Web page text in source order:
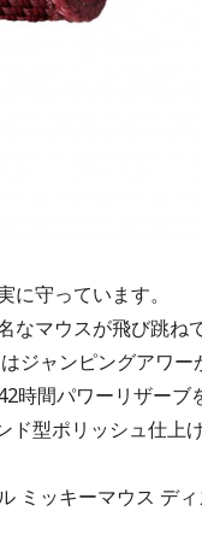
守っています。
なマウスが飛び跳ね
ジャンピングアワー
時間パワーリザーブ
型ポリッシュ仕上
ミッキーマウス デ